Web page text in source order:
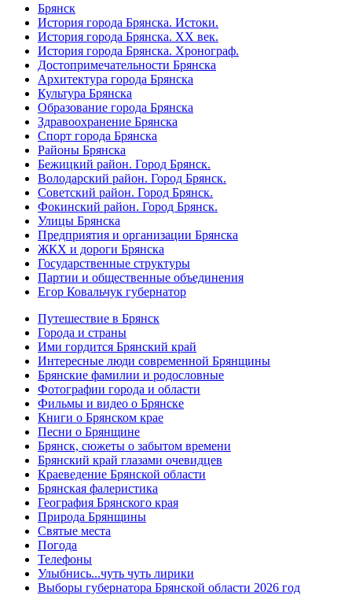
Брянск
История города Брянска. Истоки.
История города Брянска. XX век.
История города Брянска. Хронограф.
Достопримечательности Брянска
Архитектура города Брянска
Культура Брянска
Образование города Брянска
Здравоохранение Брянска
Спорт города Брянска
Районы Брянска
Бежицкий район. Город Брянск.
Володарский район. Город Брянск.
Советский район. Город Брянск.
Фокинский район. Город Брянск.
Улицы Брянска
Предприятия и организации Брянска
ЖКХ и дороги Брянска
Государственные структуры
Партии и общественные объединения
Егор Ковальчук губернатор
Путешествие в Брянск
Города и страны
Ими гордится Брянский край
Интересные люди современной Брянщины
Брянские фамилии и родословные
Фотографии города и области
Фильмы и видео о Брянске
Книги о Брянском крае
Песни о Брянщине
Брянск, сюжеты о забытом времени
Брянский край глазами очевидцев
Краеведение Брянской области
Брянская фалеристика
География Брянского края
Природа Брянщины
Святые места
Погода
Телефоны
Улыбнись...чуть чуть лирики
Выборы губернатора Брянской области 2026 год